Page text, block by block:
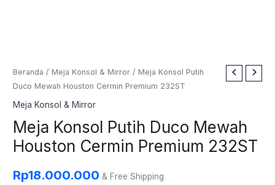
Beranda / Meja Konsol & Mirror / Meja Konsol Putih
Duco Mewah Houston Cermin Premium 232ST
Meja Konsol & Mirror
Meja Konsol Putih Duco Mewah
Houston Cermin Premium 232ST
Rp18.000.000 & Free Shipping
Kuantitas
Meja
Konsol
Duco
Mewah
Cermin